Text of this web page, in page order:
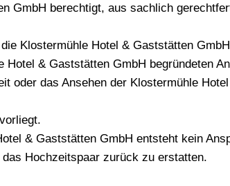
GmbH berechtigt, aus sachlich
Klostermühle Hotel & Gaststätten
& Gaststätten GmbH begründeten
oder das Ansehen der Klostermühle
& Gaststätten GmbH entsteht kein
Hochzeitspaar zurück zu erstatten.